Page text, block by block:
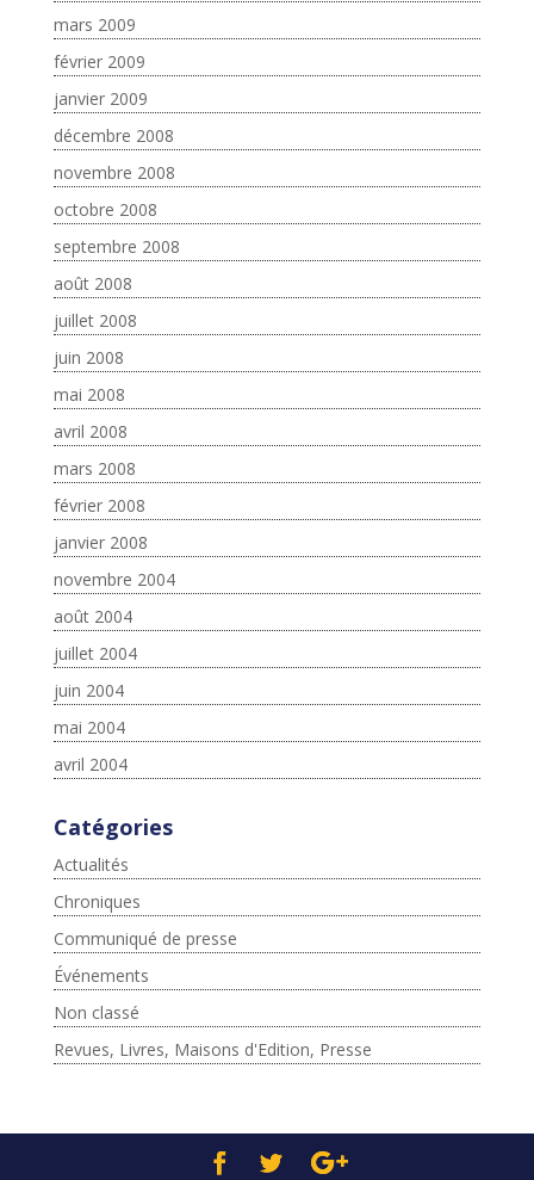
mars 2009
février 2009
janvier 2009
décembre 2008
novembre 2008
octobre 2008
septembre 2008
août 2008
juillet 2008
juin 2008
mai 2008
avril 2008
mars 2008
février 2008
janvier 2008
novembre 2004
août 2004
juillet 2004
juin 2004
mai 2004
avril 2004
Catégories
Actualités
Chroniques
Communiqué de presse
Événements
Non classé
Revues, Livres, Maisons d'Edition, Presse